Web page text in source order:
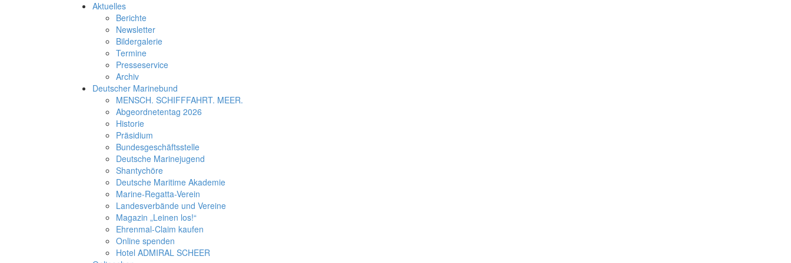
Aktuelles
Berichte
Newsletter
Bildergalerie
Termine
Presseservice
Archiv
Deutscher Marinebund
MENSCH. SCHIFFFAHRT. MEER.
Abgeordnetentag 2026
Historie
Präsidium
Bundesgeschäftsstelle
Deutsche Marinejugend
Shantychöre
Deutsche Maritime Akademie
Marine-Regatta-Verein
Landesverbände und Vereine
Magazin „Leinen los!“
Ehrenmal-Claim kaufen
Online spenden
Hotel ADMIRAL SCHEER